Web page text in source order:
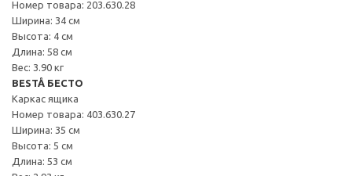
Номер товара: 203.630.28
Ширина: 34 см
Высота: 4 см
Длина: 58 см
Вес: 3.90 кг
BESTÅ БЕСТО
Каркас ящика
Номер товара: 403.630.27
Ширина: 35 см
Высота: 5 см
Длина: 53 см